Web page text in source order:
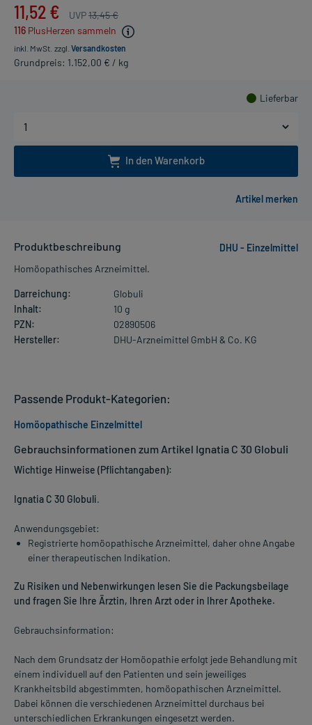
11,52 € UVP13,45 €
116 PlusHerzen sammeln
inkl. MwSt. zzgl. Versandkosten
Grundpreis: 1.152,00 € / kg
Lieferbar
In den Warenkorb
Produktbeschreibung
DHU - Einzelmittel
Homöopathisches Arzneimittel.
Darreichung:
Globuli
Inhalt:
10 g
PZN:
02890506
Hersteller:
DHU-Arzneimittel GmbH & Co. KG
Gebrauchsinformationen zum Artikel Ignatia C 30 Globuli
Wichtige Hinweise (Pflichtangaben):
Ignatia C 30 Globuli.
Anwendungsgebiet:
Registrierte homöopathische Arzneimittel, daher ohne Angabe
einer therapeutischen Indikation.
Zu Risiken und Nebenwirkungen lesen Sie die Packungsbeilage
und fragen Sie Ihre Ärztin, Ihren Arzt oder in Ihrer Apotheke.
Gebrauchsinformation:
Nach dem Grundsatz der Homöopathie erfolgt jede Behandlung mit
einem individuell auf den Patienten und sein jeweiliges
Krankheitsbild abgestimmten, homöopathischen Arzneimittel.
Dabei können die verschiedenen Arzneimittel durchaus bei
unterschiedlichen Erkrankungen eingesetzt werden.
Passende Produkt-Kategorien:
Homöopathische Einzelmittel